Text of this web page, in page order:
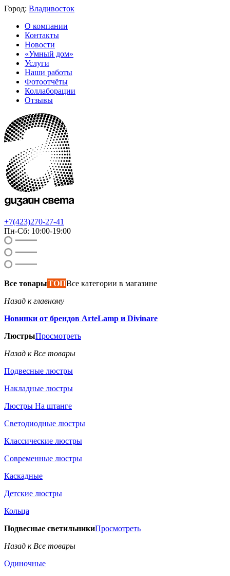
Город: Владивосток
О компании
Контакты
Новости
«Умный дом»
Услуги
Наши работы
Фотоотчёты
Коллаборации
Отзывы
+7(423)270-27-41
Пн-Сб: 10:00-19:00
Все товарыТОПВсе категории в магазине
Назад к главному
Новинки от брендов ArteLamp и Divinare
ЛюстрыПросмотреть
Назад к Все товары
Подвесные люстры
Накладные люстры
Люстры На штанге
Светодиодные люстры
Классические люстры
Современные люстры
Каскадные
Детские люстры
Кольца
Подвесные светильникиПросмотреть
Назад к Все товары
Одиночные